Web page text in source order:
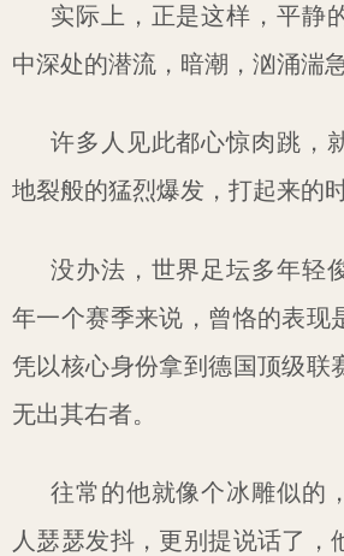
实际上，正是这样，平静
中深处的潜流，暗潮，汹涌湍
许多人见此都心惊肉跳，
地裂般的猛烈爆发，打起来的时
没办法，世界足坛多年轻
年一个赛季来说，曾恪的表现
凭以核心身份拿到德国顶级联
无出其右者。
往常的他就像个冰雕似的
人瑟瑟发抖，更别提说话了，